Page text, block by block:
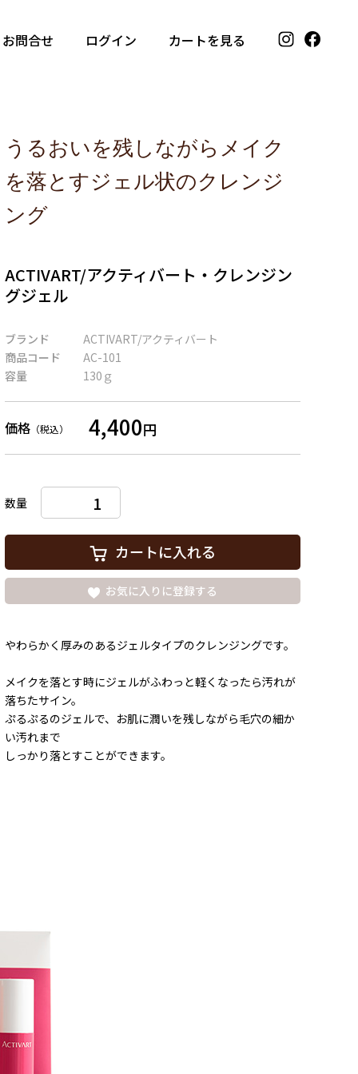
お問合せ ログイン カートを見る
うるおいを残しながらメイク
を落とすジェル状のクレンジ
ング
ACTIVART/アクティバート・クレンジン
グジェル
ブランド
ACTIVART/アクティバート
商品コード
AC-101
容量
130ｇ
価格 （税込） 4,400円
数量
カートに入れる
お気に入りに登録する
やわらかく厚みのあるジェルタイプのクレンジングです。
メイクを落とす時にジェルがふわっと軽くなったら汚れが
落ちたサイン。
ぷるぷるのジェルで、お肌に潤いを残しながら毛穴の細か
い汚れまで
しっかり落とすことができます。